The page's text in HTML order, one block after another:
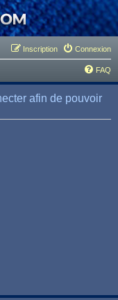
Connexion
Inscription
FAQ
afin de pouvoir